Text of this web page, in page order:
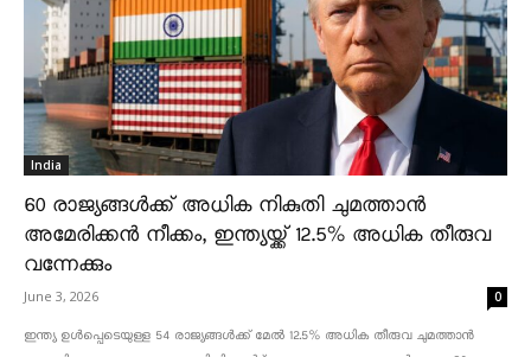
India
60 രാജ്യങ്ങൾക്ക് അധിക നികുതി ചുമത്താൻ
അമേരിക്കൻ നീക്കം, ഇന്ത്യയ്ക്ക് 12.5% അധിക തീരുവ
വന്നേക്കും
June 3, 2026 0
ഇന്ത്യ ഉൾപ്പെടെയുള്ള 54 രാജ്യങ്ങൾക്ക് മേൽ 12.5% അധിക തീരുവ ചുമത്താൻ